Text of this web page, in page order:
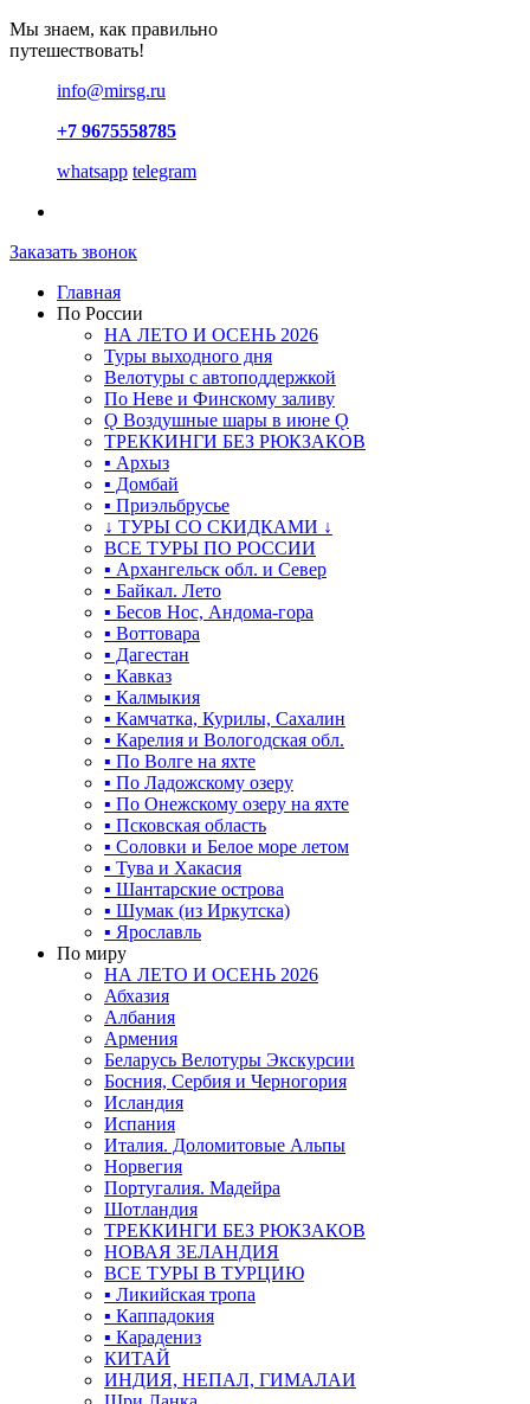
Мы знаем, как правильно
путешествовать!
info@mirsg.ru
+7 9675558785
whatsapp telegram
Заказать звонок
Главная
По России
НА ЛЕТО И ОСЕНЬ 2026
Туры выходного дня
Велотуры с автоподдержкой
По Неве и Финскому заливу
Ǫ Воздушные шары в июне Ǫ
ТРЕККИНГИ БЕЗ РЮКЗАКОВ
▪ Архыз
▪ Домбай
▪ Приэльбрусье
↓ ТУРЫ СО СКИДКАМИ ↓
ВСЕ ТУРЫ ПО РОССИИ
▪ Архангельск обл. и Север
▪ Байкал. Лето
▪ Бесов Нос, Андома-гора
▪ Воттовара
▪ Дагестан
▪ Кавказ
▪ Калмыкия
▪ Камчатка, Курилы, Сахалин
▪ Карелия и Вологодская обл.
▪ По Волге на яхте
▪ По Ладожскому озеру
▪ По Онежскому озеру на яхте
▪ Псковская область
▪ Соловки и Белое море летом
▪ Тува и Хакасия
▪ Шантарские острова
▪ Шумак (из Иркутска)
▪ Ярославль
По миру
НА ЛЕТО И ОСЕНЬ 2026
Абхазия
Албания
Армения
Беларусь Велотуры Экскурсии
Босния, Сербия и Черногория
Исландия
Испания
Италия. Доломитовые Альпы
Норвегия
Португалия. Мадейра
Шотландия
ТРЕККИНГИ БЕЗ РЮКЗАКОВ
НОВАЯ ЗЕЛАНДИЯ
ВСЕ ТУРЫ В ТУРЦИЮ
▪ Ликийская тропа
▪ Каппадокия
▪ Карадениз
КИТАЙ
ИНДИЯ, НЕПАЛ, ГИМАЛАИ